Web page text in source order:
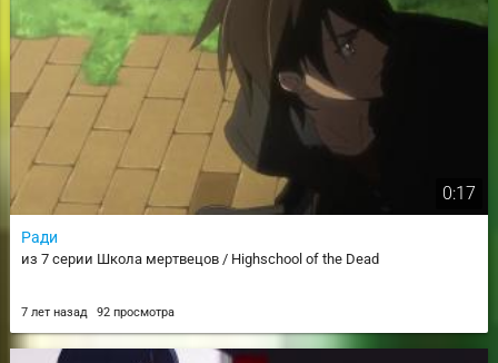
0:17
Ради
из 7 серии Школа мертвецов / Highschool of the Dead
7 лет назад 92 просмотра